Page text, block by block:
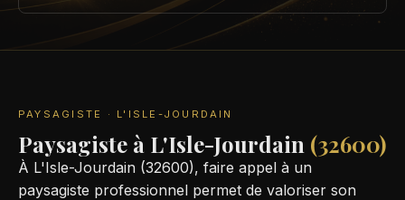
PAYSAGISTE · L'ISLE-JOURDAIN
Paysagiste à L'Isle-Jourdain (32600)
À L'Isle-Jourdain (32600), faire appel à un
paysagiste professionnel permet de valoriser son